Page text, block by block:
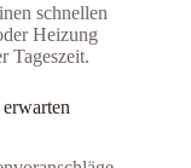
schnellen
Heizung
Tageszeit.